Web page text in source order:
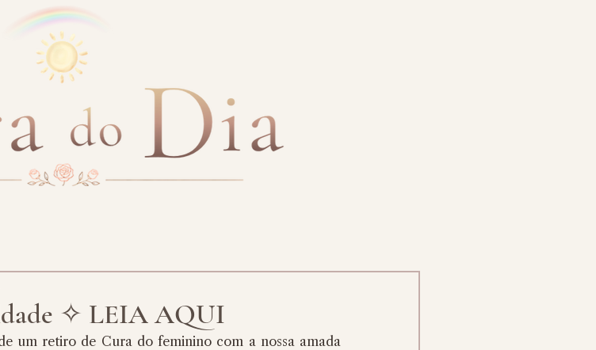
✧ LEIA AQUI
um retiro de Cura do feminino com a nossa amada